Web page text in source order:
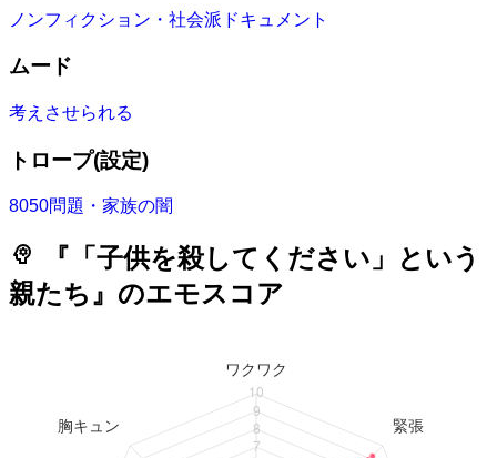
ノンフィクション・社会派ドキュメント
ムード
考えさせられる
トロープ(設定)
8050問題・家族の闇
psychology
『「子供を殺してください」という
親たち』のエモスコア